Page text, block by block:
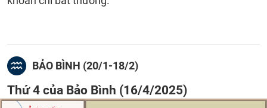
BẢO BÌNH (20/1-18/2)
Thứ 4 của Bảo Bình (16/4/2025)